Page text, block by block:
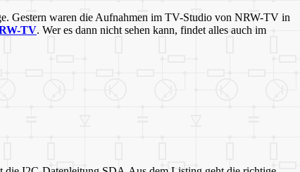
Gestern waren die Aufnahmen im TV-Studio von NRW-TV in
TV. Wer es dann nicht sehen kann, findet alles auch im